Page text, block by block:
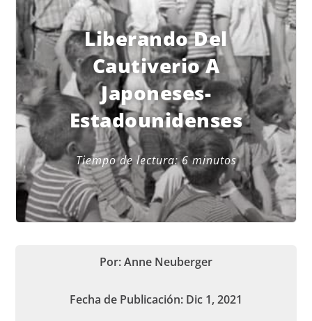
Liberando Del
Cautiverio A
Japoneses-
Estadounidenses
Tiempo de lectura: 6 minutos
Por: Anne Neuberger
Fecha de Publicación: Dic 1, 2021